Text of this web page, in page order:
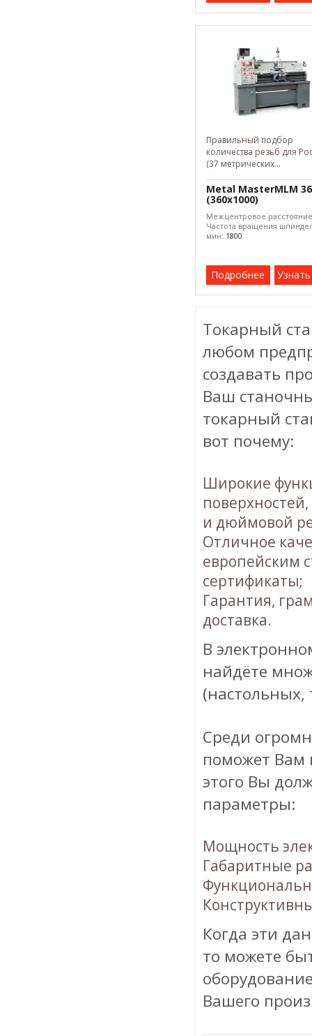
Правильный подбор
количества резьб для
(37 метрических...
Metal MasterMLM
(360x1000)
Межцентровое
Частота вращения
мин: 1800
Подробнее
Токарный
любом
создавать
Ваш
токарный
вот почему:
Широкие
и дюймовой
Отличное
европейским
сертификаты;
Гарантия,
доставка.
В
найдёте
Среди
поможет Вам
этого Вы
параметры:
Мощность
Габаритные
Когда эти
то можете
Вашего